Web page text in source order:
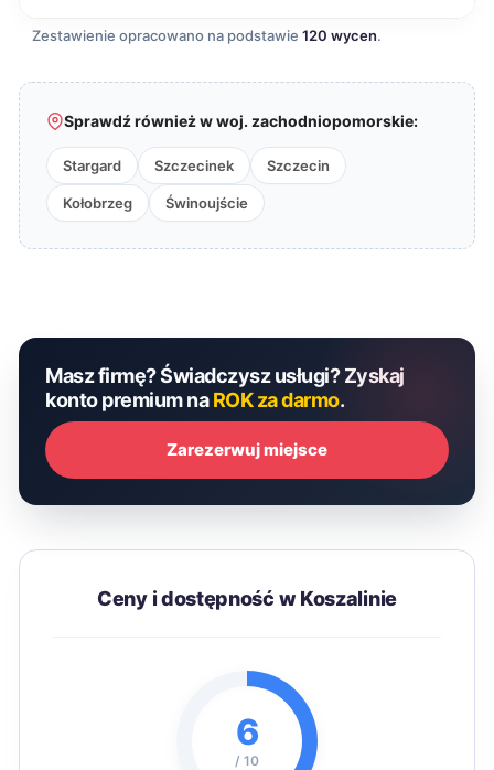
Zestawienie opracowano na podstawie 120 wycen.
Sprawdź również w woj. zachodniopomorskie:
Stargard Szczecinek Szczecin
Kołobrzeg Świnoujście
Masz firmę? Świadczysz usługi? Zyskaj
konto premium naROK za darmo.
Zarezerwuj miejsce
Ceny i dostępność w Koszalinie
6
/ 10